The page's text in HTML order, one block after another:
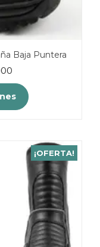
Baja Puntera
precio
actual
es:
¡OFERTA!